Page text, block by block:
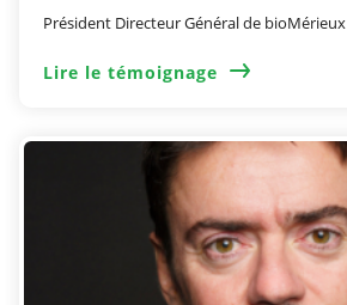
Président Directeur Général de bioMérieux
Lire le témoignage